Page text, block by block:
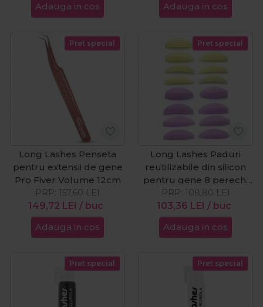
Adauga in cos Adauga in cos
Pret special
Long Lashes Penseta
pentru extensii de gene
Pro Fiver Volume 12cm
149,72 LEI / buc
PRP: 157,60 LEI
Adauga in cos
Pret special
Long Lashes Paduri
reutilizabile din silicon
pentru gene 8 perechi
S-XL
103,36 LEI / buc
PRP: 108,80 LEI
Adauga in cos
Pret special Pret special